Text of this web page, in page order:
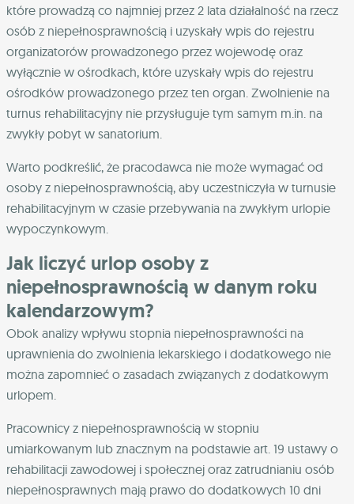
które prowadzą co najmniej przez 2 lata działalność na rzecz
osób z niepełnosprawnością i uzyskały wpis do rejestru
organizatorów prowadzonego przez wojewodę oraz
wyłącznie w ośrodkach, które uzyskały wpis do rejestru
ośrodków prowadzonego przez ten organ. Zwolnienie na
turnus rehabilitacyjny nie przysługuje tym samym m.in. na
zwykły pobyt w sanatorium.
Warto podkreślić, że pracodawca nie może wymagać od
osoby z niepełnosprawnością, aby uczestniczyła w turnusie
rehabilitacyjnym w czasie przebywania na zwykłym urlopie
wypoczynkowym.
Jak liczyć urlop osoby z
niepełnosprawnością w danym roku
kalendarzowym?
Obok analizy wpływu stopnia niepełnosprawności na
uprawnienia do zwolnienia lekarskiego i dodatkowego nie
można zapomnieć o zasadach związanych z dodatkowym
urlopem.
Pracownicy z niepełnosprawnością w stopniu
umiarkowanym lub znacznym na podstawie art. 19 ustawy o
rehabilitacji zawodowej i społecznej oraz zatrudnianiu osób
niepełnosprawnych mają prawo do dodatkowych 10 dni